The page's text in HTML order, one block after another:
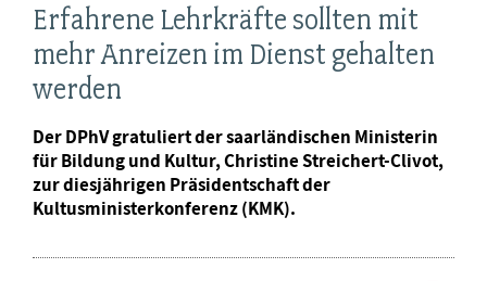
Erfahrene Lehrkräfte sollten mit
mehr Anreizen im Dienst gehalten
werden
Der DPhV gratuliert der saarländischen Ministerin
für Bildung und Kultur, Christine Streichert-Clivot,
zur diesjährigen Präsidentschaft der
Kultusministerkonferenz (KMK).